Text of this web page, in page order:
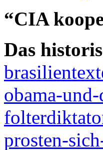
“CIA
Das
obama-
prosten-